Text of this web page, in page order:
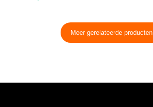
Meer gerelateerde producten